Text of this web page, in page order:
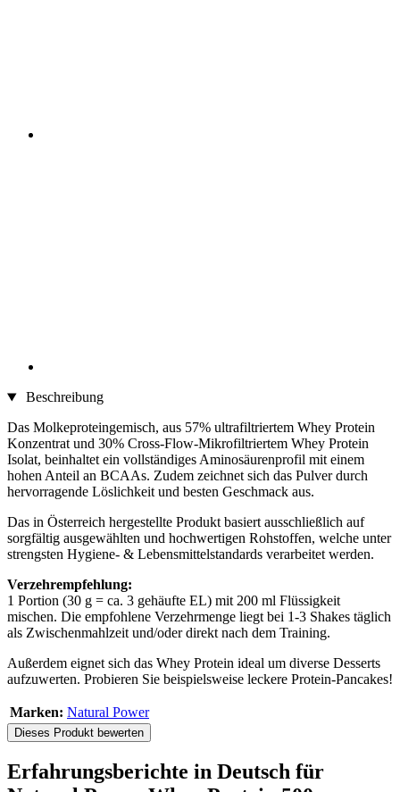
Beschreibung
Das Molkeproteingemisch, aus 57% ultrafiltriertem Whey Protein
Konzentrat und 30% Cross-Flow-Mikrofiltriertem Whey Protein
Isolat, beinhaltet ein vollständiges Aminosäurenprofil mit einem
hohen Anteil an BCAAs. Zudem zeichnet sich das Pulver durch
hervorragende Löslichkeit und besten Geschmack aus.
Das in Österreich hergestellte Produkt basiert ausschließlich auf
sorgfältig ausgewählten und hochwertigen Rohstoffen, welche unter
strengsten Hygiene- & Lebensmittelstandards verarbeitet werden.
Verzehrempfehlung:
1 Portion (30 g = ca. 3 gehäufte EL) mit 200 ml Flüssigkeit
mischen. Die empfohlene Verzehrmenge liegt bei 1-3 Shakes täglich
als Zwischenmahlzeit und/oder direkt nach dem Training.
Außerdem eignet sich das Whey Protein ideal um diverse Desserts
aufzuwerten. Probieren Sie beispielsweise leckere Protein-Pancakes!
Marken: Natural Power
Dieses Produkt bewerten
Erfahrungsberichte in Deutsch für